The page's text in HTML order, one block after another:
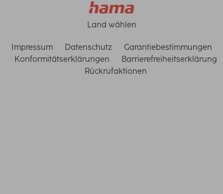
Land wählen
Impressum Datenschutz
Garantiebestimmungen
Konformitätserklärungen
Barrierefreiheitserklärung
Rückrufaktionen